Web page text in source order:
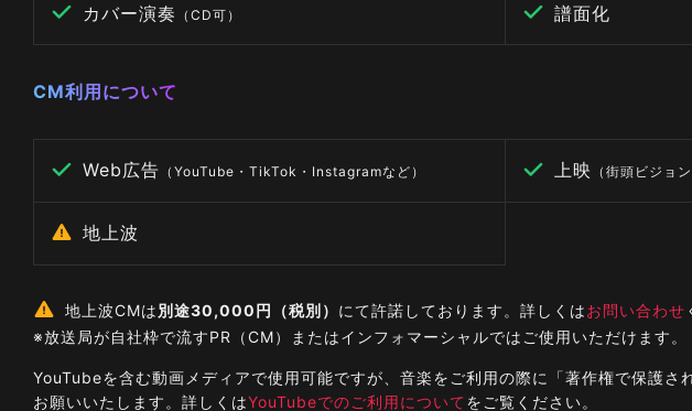
カバー演奏 （CD可） 譜面化
CM利用について
Web広告 （YouTube・TikTok・Instagramなど） 上映 （街頭ビジョン
地上波
地上波CMは別途30,000円（税別） にて許諾しております。詳しくはお問い合わせ
※放送局が自社枠で流すPR（CM）またはインフォマーシャルではご使用いただけます。
YouTubeを含む動画メディアで使用可能ですが、音楽をご利用の際に「著作権で保護
お願いいたします。詳しくはYouTubeでのご利用についてをご覧ください。